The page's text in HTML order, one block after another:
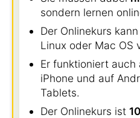
sondern lernen
Der Onlinekurs
Linux oder Mac OS
Er funktioniert auch
iPhone und auf
Tablets.
Der Onlinekurs ist